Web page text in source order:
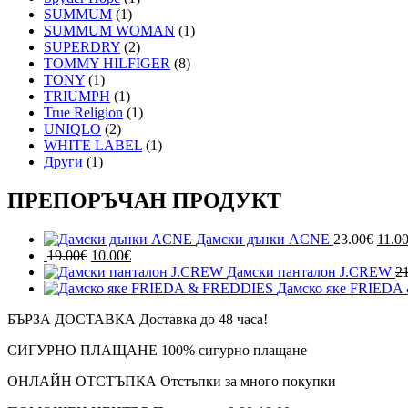
SUMMUM (1)
SUMMUM WOMAN (1)
SUPERDRY (2)
TOMMY HILFIGER (8)
TONY (1)
TRIUMPH (1)
True Religion (1)
UNIQLO (2)
WHITE LABEL (1)
Други (1)
ПРЕПОРЪЧАН ПРОДУКТ
Дамски дънки ACNE 23.00€
was:
11.00
19.00€ Original
price
was:
10.00€Текущата
цена
е:
Дамски панталон J.CREW
Дамско яке
БЪРЗА ДОСТАВКА Доставка до 48 часа!
СИГУРНО ПЛАЩАНЕ 100% сигурно плащане
ОНЛАЙН ОТСТЪПКА Отстъпки за много покупки